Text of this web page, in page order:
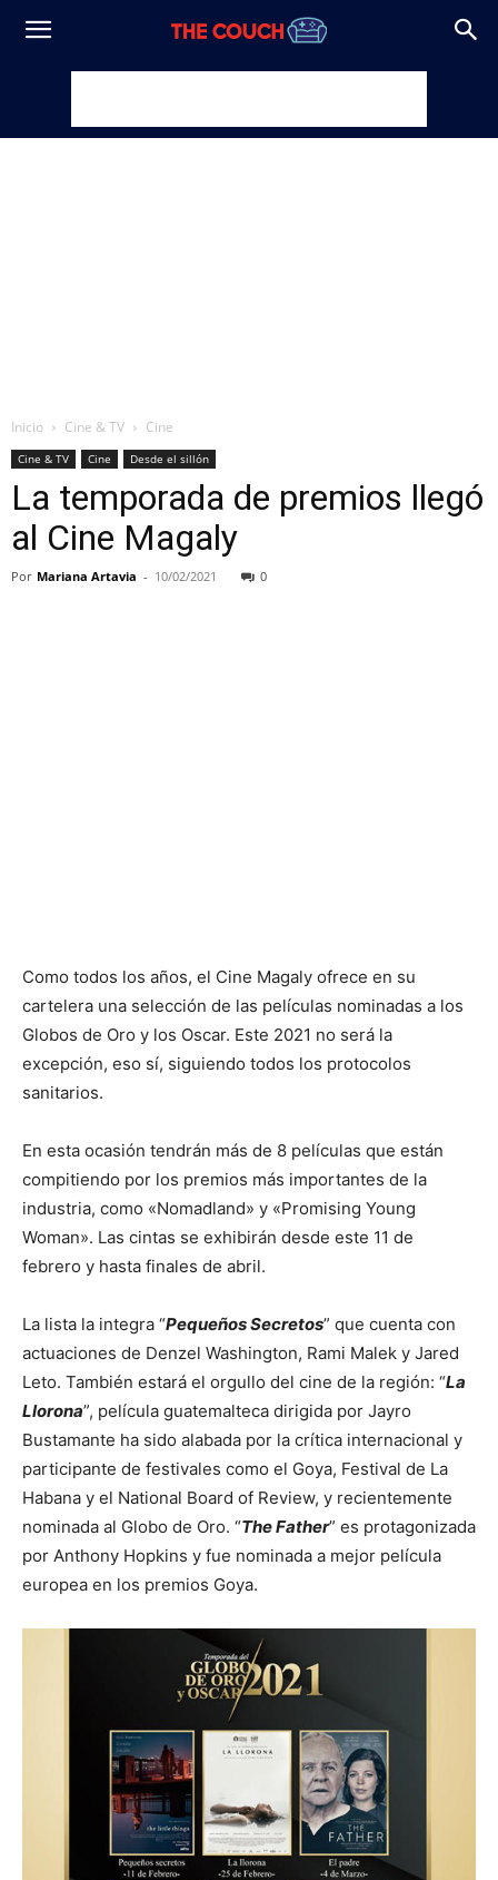
Inicio Cine & TV Cine
Cine & TV Cine Desde el sillón
La temporada de premios llegó
al Cine Magaly
Por Mariana Artavia - 10/02/2021 0
Como todos los años, el Cine Magaly ofrece en su
cartelera una selección de las películas nominadas a los
Globos de Oro y los Oscar. Este 2021 no será la
excepción, eso sí, siguiendo todos los protocolos
sanitarios.
En esta ocasión tendrán más de 8 películas que están
compitiendo por los premios más importantes de la
industria, como «Nomadland» y «Promising Young
Woman». Las cintas se exhibirán desde este 11 de
febrero y hasta finales de abril.
La lista la integra “Pequeños Secretos” que cuenta con
actuaciones de Denzel Washington, Rami Malek y Jared
Leto. También estará el orgullo del cine de la región: “La
Llorona”, película guatemalteca dirigida por Jayro
Bustamante ha sido alabada por la crítica internacional y
participante de festivales como el Goya, Festival de La
Habana y el National Board of Review, y recientemente
nominada al Globo de Oro. “The Father” es protagonizada
por Anthony Hopkins y fue nominada a mejor película
europea en los premios Goya.